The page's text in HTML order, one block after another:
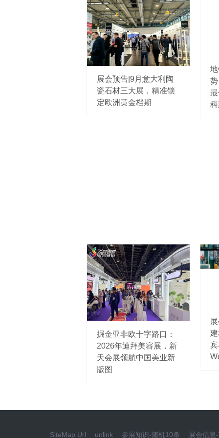
展会预告|9月意大利陶
瓷石材三大展，精准锁
定欧洲黄金档期
掘金亚非欧十字路口：
2026年迪拜美容展，新
天会展领航中国美业新
版图
SiteMap Url unlink 参展知识-随机10条 展会信息